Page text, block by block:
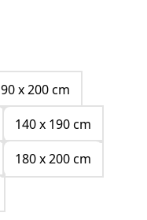
90 x 200 cm
140 x 190 cm
180 x 200 cm